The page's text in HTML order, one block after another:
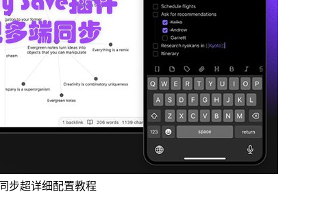
步超详细配置教程